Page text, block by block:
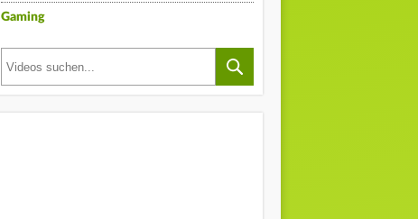
Gaming